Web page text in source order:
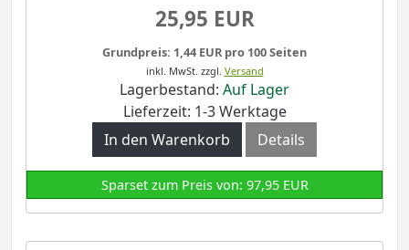
25,95 EUR
Grundpreis: 1,44 EUR pro 100 Seiten
inkl. MwSt. zzgl. Versand
Lagerbestand: Auf Lager
Lieferzeit: 1-3 Werktage
In den Warenkorb
Details
Sparset zum Preis von: 97,95 EUR